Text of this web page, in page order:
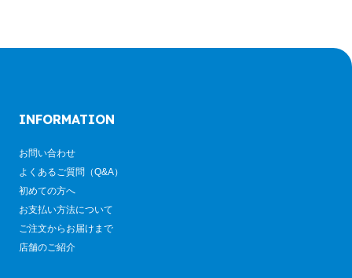
INFORMATION
お問い合わせ
よくあるご質問（Q&A）
初めての方へ
お支払い方法について
ご注文からお届けまで
店舗のご紹介